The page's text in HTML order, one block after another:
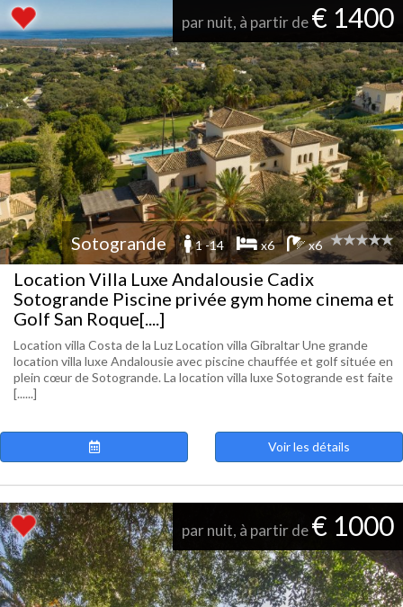
par nuit, à partir de€ 1400
Sotogrande 1 -14 x6 x6
Location Villa Luxe Andalousie Cadix
Sotogrande Piscine privée gym home cinema et
Golf San Roque[....]
Location villa Costa de la Luz Location villa Gibraltar Une grande
location villa luxe Andalousie avec piscine chauffée et golf située en
plein cœur de Sotogrande. La location villa luxe Sotogrande est faite
[......]
Voir les détails
par nuit, à partir de€ 1000